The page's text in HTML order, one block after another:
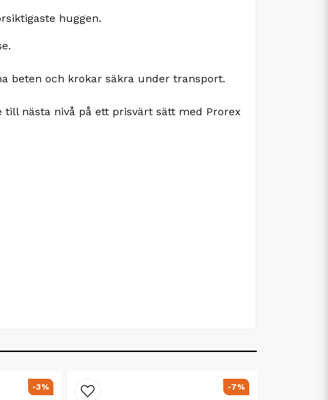
huggen.
beten och krokar säkra under transport.
nästa nivå på ett prisvärt sätt med Prorex
-3% -7%